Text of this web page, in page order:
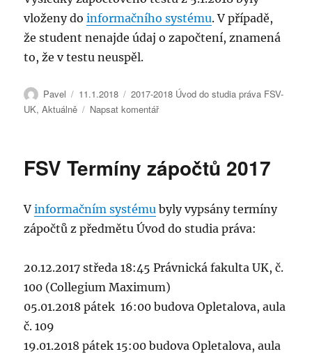
vloženy doinformačního systému. V případě,
že student nenajde údaj o započtení, znamená
to, že v testu neuspěl.
Autor:
Pavel Publikováno:
11.1.2018 Rubriky:
2017-2018 Úvod do studia práva FSV-
UK,Aktuálně Napsat komentářpro
Výsledky
zápočtového
z
5.1.2018
FSV Termíny zápočtů 2017
Vinformačním systému byly vypsány termíny
zápočtů z předmětu Úvod do studia práva:
20.12.2017 středa 18:45 Právnická fakulta UK, č.
100 (Collegium Maximum)
05.01.2018 pátek 16:00 budova Opletalova, aula
č. 109
19.01.2018 pátek 15:00 budova Opletalova, aula